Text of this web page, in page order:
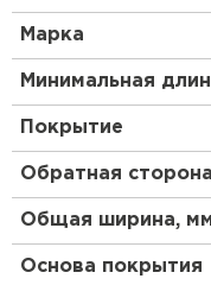
Марка
Минимальная
Покрытие
Обратная сторона
Общая ширина,
Основа покрытия